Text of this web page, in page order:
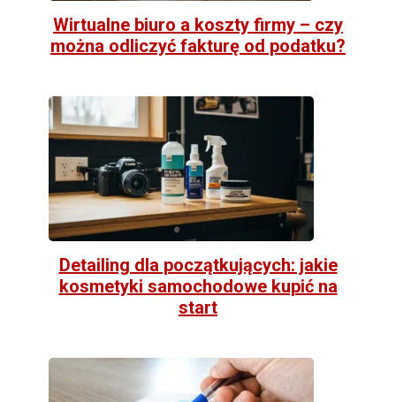
Wirtualne biuro a koszty firmy – czy
można odliczyć fakturę od podatku?
Detailing dla początkujących: jakie
kosmetyki samochodowe kupić na
start